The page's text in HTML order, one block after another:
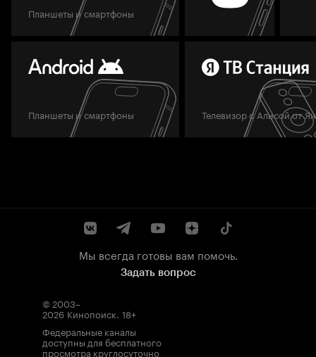
Планшеты и смартфоны
Планшеты и смартфоны Телевизор с Алисой от
Мы всегда готовы вам помочь.
Задать вопрос
© 2003–
2026 Кинопоиск. 18+
Федеральные каналы
доступны для бесплатного
просмотра круглосуточно